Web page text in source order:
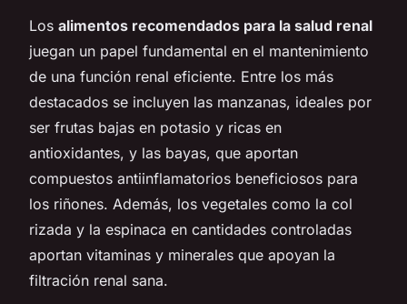
Los alimentos recomendados para la salud renal
juegan un papel fundamental en el mantenimiento
de una función renal eficiente. Entre los más
destacados se incluyen las manzanas, ideales por
ser frutas bajas en potasio y ricas en
antioxidantes, y las bayas, que aportan
compuestos antiinflamatorios beneficiosos para
los riñones. Además, los vegetales como la col
rizada y la espinaca en cantidades controladas
aportan vitaminas y minerales que apoyan la
filtración renal sana.